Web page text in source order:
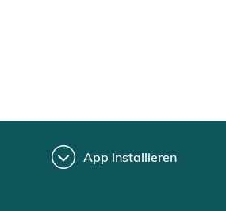
App installieren